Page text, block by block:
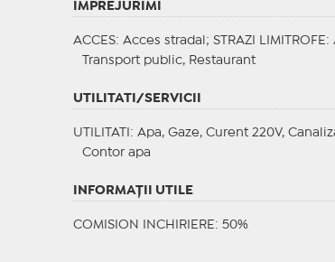
IMPREJURIMI
ACCES: Acces stradal; STRAZI LIMITROFE :
Transport public, Restaurant
UTILITATI/SERVICII
UTILITATI : Apa, Gaze, Curent 220V,
Contor apa
INFORMAŢII UTILE
COMISION INCHIRIERE: 50%